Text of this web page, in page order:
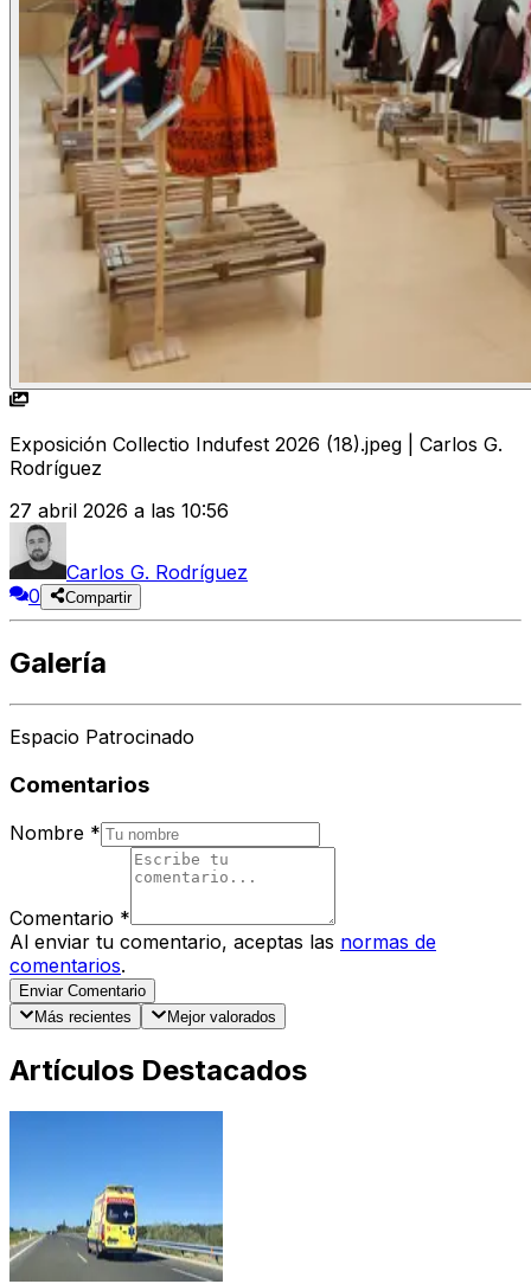
Exposición Collectio Indufest 2026 (18).jpeg | Carlos G.
Rodríguez
27 abril 2026 a las 10:56
Carlos G. Rodríguez
0
Compartir
Galería
Espacio Patrocinado
Comentarios
Nombre *
Comentario *
Al enviar tu comentario, aceptas las normas de
comentarios.
Enviar Comentario
Más recientes
Mejor valorados
Artículos Destacados